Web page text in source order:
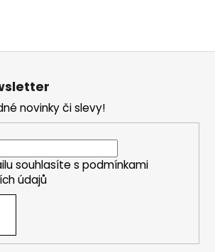
novinky či slevy!
souhlasíte s podmínkami
údajů